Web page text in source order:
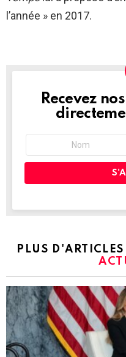
l’année » en 2017.
NEWSLETTER
Recevez
PLUS